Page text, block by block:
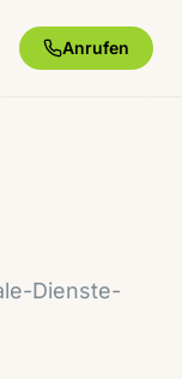
Anrufen
Dienste-